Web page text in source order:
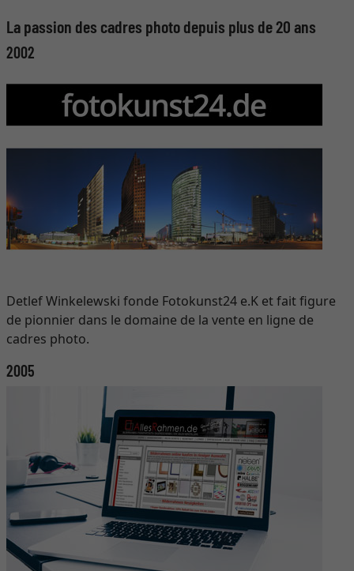
La passion des cadres photo depuis plus de 20 ans
2002
Detlef Winkelewski fonde Fotokunst24 e.K et fait figure
de pionnier dans le domaine de la vente en ligne de
cadres photo.
2005